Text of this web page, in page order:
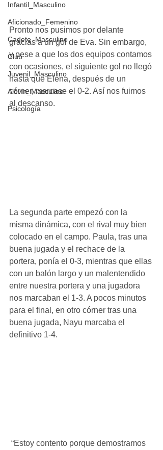
Infantil_Masculino
Aficionado_Femenino
Cadete_Masculino
Club
Juvenil_Masculino
Alevin_Masculino
Psicología
Pronto nos pusimos por delante
gracias a un gol de Eva. Sin embargo,
y pese a que los dos equipos contamos
con ocasiones, el siguiente gol no llegó
hasta que Elena, después de un
córner, marcase el 0-2. Así nos fuimos
al descanso.
La segunda parte empezó con la
misma dinámica, con el rival muy bien
colocado en el campo. Paula, tras una
buena jugada y el rechace de la
portera, ponía el 0-3, mientras que ellas
con un balón largo y un malentendido
entre nuestra portera y una jugadora
nos marcaban el 1-3. A pocos minutos
para el final, en otro córner tras una
buena jugada, Nayu marcaba el
definitivo 1-4.